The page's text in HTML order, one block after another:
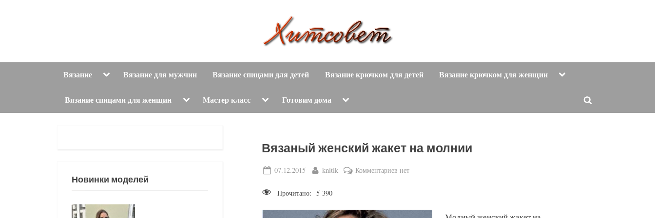
и
т
о
в
е
т
вязание
с
описанием
и
Вязание ToggleВязание для мужчин Вязание спицами для детей Вязание крючком для детей Вязание крючком для женщин Toggle
Вязание спицами для женщин Toggle
menu
Мастер класс Toggle
menu
Готовим дома Toggle
menu
Toggle
Вязаный женский жакет на молнии
Posted
07.12.2015 By
knitik Комментариев кнет
Прочитано: 5 390
Новинки моделей